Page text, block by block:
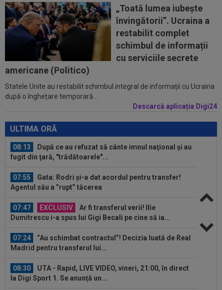
„Toată lumea iubește
învingătorii”. Ucraina a
restabilit complet
schimbul de informații
cu serviciile secrete
americane (Politico)
Statele Unite au restabilit schimbul integral de informații cu Ucraina
după o înghețare temporară...
Descarcă aplicația Digi24
ULTIMA ORĂ
Madrid pentru transferul lui...
08:30
UTA - Rapid, LIVE VIDEO, vineri, 21:00, în direct
la Digi Sport 1. Se anunță un...
S-a încheiat ”telenovela” transferului lui Julian
Alvarez
08:26
Vinicius Junior, mesaj pentru Florentino Perez
și Jose Mourinho, după ce a...
Tromso
08:13
După ce au refuzat să cânte imnul naţional şi au
fugit din ţară, "trădătoarele"...
07:55
Gata: Rodri și-a dat acordul pentru transfer!
Agentul său a ”rupt” tăcerea
07:47 EXCLUSIV
Ar fi transferul verii! Ilie
Dumitrescu i-a spus lui Gigi Becali pe cine să ia...
07:24
”Au schimbat contractul”! Decizia luată de Real
Madrid pentru transferul lui...
08:30
UTA - Rapid, LIVE VIDEO, vineri, 21:00, în direct
la Digi Sport 1. Se anunță un...